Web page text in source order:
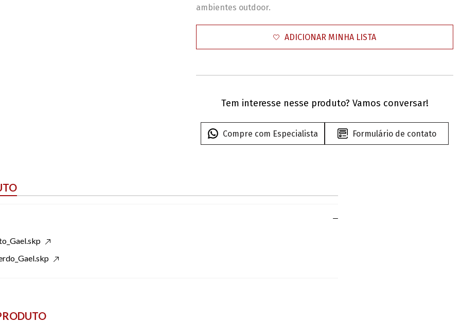
ambientes outdoor.
ADICIONAR MINHA LISTA
Tem interesse nesse produto? Vamos conversar!
Compre com Especialista Formulário de contato